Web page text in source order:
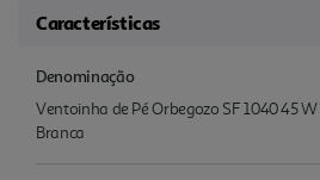
Características
Denominação
Ventoinha de Pé Orbegozo SF 1040 45
Branca